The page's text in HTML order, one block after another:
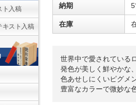
納期
在庫
世界中で愛されている
発色が美しく鮮やかな
色あせしにくいピグメ
豊富なカラーで微妙な
ト入稿
キスト入稿